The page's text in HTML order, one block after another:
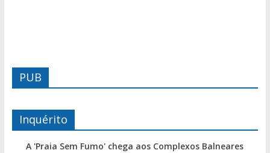
PUB
Inquérito
A 'Praia Sem Fumo' chega aos Complexos Balneares